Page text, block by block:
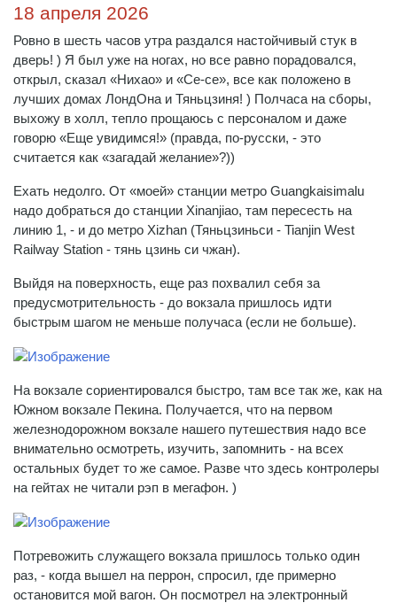
18 апреля 2026
Ровно в шесть часов утра раздался настойчивый стук в
дверь! ) Я был уже на ногах, но все равно порадовался,
открыл, сказал «Нихао» и «Се-се», все как положено в
лучших домах ЛондОна и Тяньцзиня! ) Полчаса на сборы,
выхожу в холл, тепло прощаюсь с персоналом и даже
говорю «Еще увидимся!» (правда, по-русски, - это
считается как «загадай желание»?))
Ехать недолго. От «моей» станции метро Guangkaisimalu
надо добраться до станции Xinanjiao, там пересесть на
линию 1, - и до метро Xizhan (Тяньцзиньси - Tianjin West
Railway Station - тянь цзинь си чжан).
Выйдя на поверхность, еще раз похвалил себя за
предусмотрительность - до вокзала пришлось идти
быстрым шагом не меньше получаса (если не больше).
На вокзале сориентировался быстро, там все так же, как на
Южном вокзале Пекина. Получается, что на первом
железнодорожном вокзале нашего путешествия надо все
внимательно осмотреть, изучить, запомнить - на всех
остальных будет то же самое. Разве что здесь контролеры
на гейтах не читали рэп в мегафон. )
Потревожить служащего вокзала пришлось только один
раз, - когда вышел на перрон, спросил, где примерно
остановится мой вагон. Он посмотрел на электронный